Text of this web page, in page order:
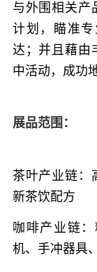
与外围相关产
计划，瞄准
达；并且藉由
中活动，成功
展品范围：
茶叶产业链：
新茶饮配方
咖啡产业链：
机、手冲器具